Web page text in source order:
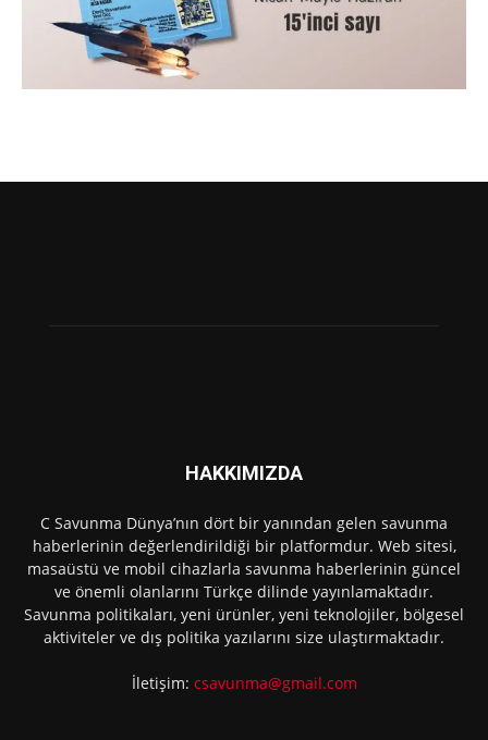
HAKKIMIZDA
C Savunma Dünya’nın dört bir yanından gelen savunma
haberlerinin değerlendirildiği bir platformdur. Web sitesi,
masaüstü ve mobil cihazlarla savunma haberlerinin güncel
ve önemli olanlarını Türkçe dilinde yayınlamaktadır.
Savunma politikaları, yeni ürünler, yeni teknolojiler, bölgesel
aktiviteler ve dış politika yazılarını size ulaştırmaktadır.
İletişim: csavunma@gmail.com